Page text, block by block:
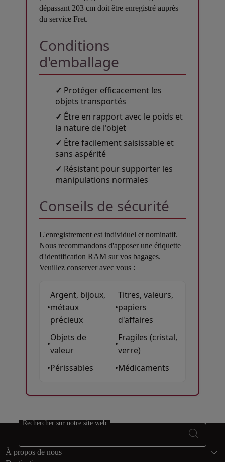
dépassant 203 cm doit être enregistré auprès
du service Fret.
Conditions
d'emballage
✓ Protéger efficacement les
objets transportés
✓ Être en rapport avec le poids et
la nature de l'objet
✓ Être facilement saisissable et
sans aspérité
✓ Résistant pour supporter les
manipulations normales
Conseils de sécurité
L'enregistrement est individuel et nominatif.
Nous recommandons d'apposer une étiquette
d'identification RAM sur vos bagages.
Veuillez conserver avec vous :
•
Argent, bijoux,
métaux
précieux
•
Titres, valeurs,
papiers
d'affaires
•
Objets de
valeur
•
Fragiles (cristal,
verre)
•Périssables •Médicaments
Bas de page
Rechercher sur notre site web
À propos de nous